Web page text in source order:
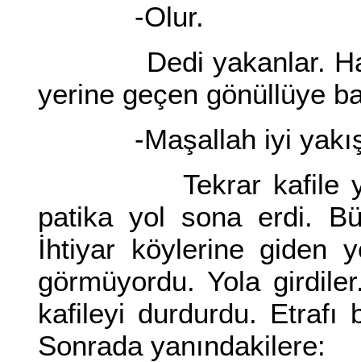
-Olur.
Dedi yakanlar.
yerine geçen gönüllüye
-Maşallah iyi
Tekrar kafile yola
patika yol sona erdi.
İhtiyar köylerine giden
görmüyordu. Yola
kafileyi durdurdu. Etrafı
Sonrada yanındakilere: